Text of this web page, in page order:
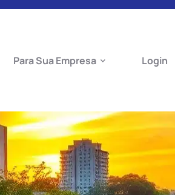
Para Sua Empresa Login